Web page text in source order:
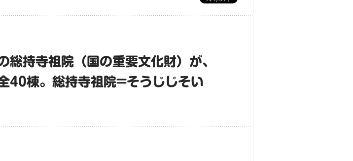
持寺祖院（国の重要文化財）が、
40棟。総持寺祖院=そうじじそい